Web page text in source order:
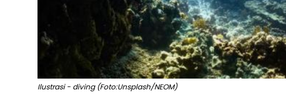
Ilustrasi - diving (Foto:Unsplash/NEOM)